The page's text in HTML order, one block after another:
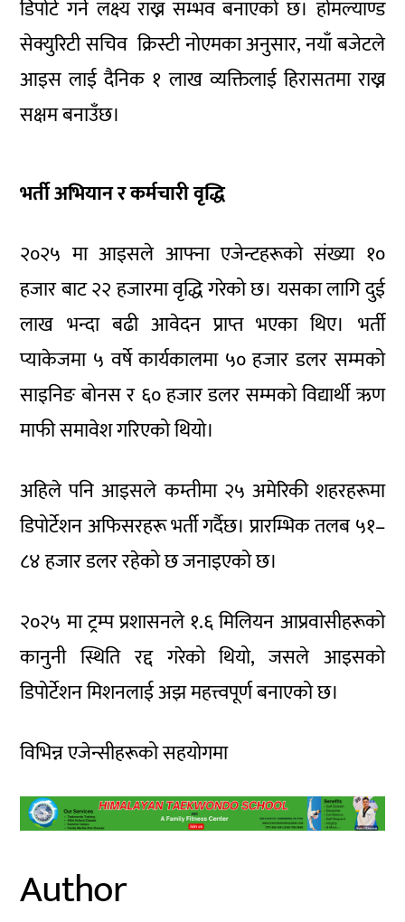
डिपोर्ट गर्ने लक्ष्य राख्न सम्भव बनाएको छ। होमल्याण्ड
सेक्युरिटी सचिव क्रिस्टी नोएमका अनुसार, नयाँ बजेटले
आइस लाई दैनिक १ लाख व्यक्तिलाई हिरासतमा राख्न
सक्षम बनाउँछ।
भर्ती अभियान र कर्मचारी वृद्धि
२०२५ मा आइसले आफ्ना एजेन्टहरूको संख्या १०
हजार बाट २२ हजारमा वृद्धि गरेको छ। यसका लागि दुई
लाख भन्दा बढी आवेदन प्राप्त भएका थिए। भर्ती
प्याकेजमा ५ वर्षे कार्यकालमा ५० हजार डलर सम्मको
साइनिङ बोनस र ६० हजार डलर सम्मको विद्यार्थी ऋण
माफी समावेश गरिएको थियो।
अहिले पनि आइसले कम्तीमा २५ अमेरिकी शहरहरूमा
डिपोर्टेशन अफिसरहरू भर्ती गर्दैछ। प्रारम्भिक तलब ५१–
८४ हजार डलर रहेको छ जनाइएको छ।
२०२५ मा ट्रम्प प्रशासनले १.६ मिलियन आप्रवासीहरूको
कानुनी स्थिति रद्द गरेको थियो, जसले आइसको
डिपोर्टेशन मिशनलाई अझ महत्त्वपूर्ण बनाएको छ।
विभिन्न एजेन्सीहरूको सहयोगमा
Author